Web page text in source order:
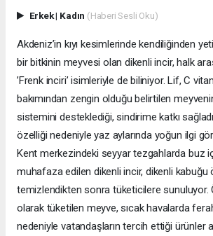
Erkek| Kadın (Haberi Sesli Oku)
Akdeniz’in kıyı kesimlerinde kendiliğinden
bir bitkinin meyvesi olan dikenli incir, halk
’Frenk inciri’ isimleriyle de biliniyor. Lif, C
bakımından zengin olduğu belirtilen meyvenin
sistemini desteklediği, sindirime katkı
özelliği nedeniyle yaz aylarında yoğun ilgi
Kent merkezindeki seyyar tezgahlarda buz
muhafaza edilen dikenli incir, dikenli kabuğu
temizlendikten sonra tüketicilere sunuluyor.
olarak tüketilen meyve, sıcak havalarda
nedeniyle vatandaşların tercih ettiği ürünler